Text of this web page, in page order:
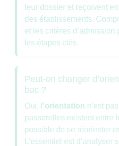
leur dossier et reçoivent
des établissements.
et les critères d’admission
les étapes clés.
Peut-on changer
bac ?
Oui, l’orientation n’est
passerelles existent entre
possible de se réorienter
L’essentiel est d’analyser